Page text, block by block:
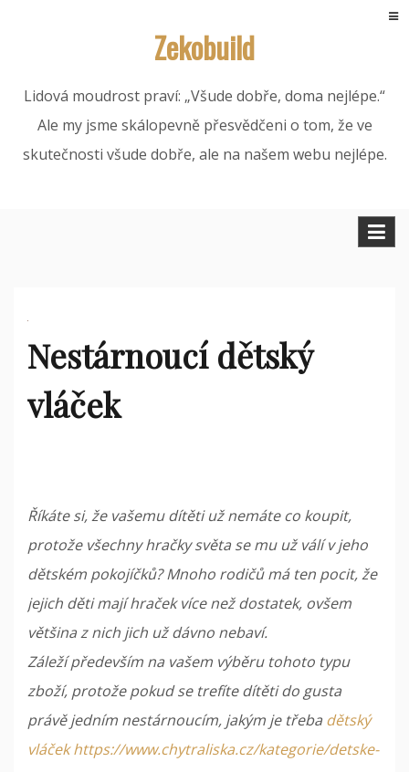
Zekobuild
Lidová moudrost praví: „Všude dobře, doma nejlépe.“
Ale my jsme skálopevně přesvědčeni o tom, že ve
skutečnosti všude dobře, ale na našem webu nejlépe.
Nestárnoucí dětský
vláček
Říkáte si, že vašemu dítěti už nemáte co koupit,
protože všechny hračky světa se mu už válí v jeho
dětském pokojíčků? Mnoho rodičů má ten pocit, že
jejich děti mají hraček více než dostatek, ovšem
většina z nich jich už dávno nebaví.
Záleží především na vašem výběru tohoto typu
zboží, protože pokud se trefíte dítěti do gusta
právě jedním nestárnoucím, jakým je třeba dětský
vláček https://www.chytraliska.cz/kategorie/detske-